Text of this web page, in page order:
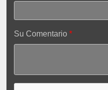
Su Comentario